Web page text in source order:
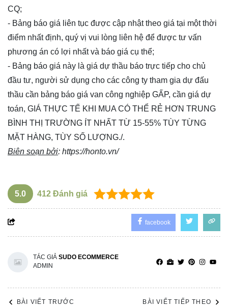
CQ;
- Bảng báo giá liên tục được cập nhật theo giá tại một thời
điểm nhất định, quý vị vui lòng liên hệ để được tư vấn
phương án có lợi nhất và báo giá cụ thể;
- Bảng báo giá này là giá dự thầu báo trực tiếp cho chủ
đầu tư, người sử dụng cho các công ty tham gia dự đấu
thầu cần bảng báo giá van công nghiệp GẤP, cần giá dự
toán, GIÁ THỰC TẾ KHI MUA CÓ THỂ RẺ HƠN TRUNG
BÌNH THỊ TRƯỜNG ÍT NHẤT TỪ 15-55% TÙY TỪNG
MẶT HÀNG, TÙY SỐ LƯỢNG./.
Biên soạn bởi: https://honto.vn/
5.0 412 Đánh giá
facebook
TÁC GIẢ SUDO ECOMMERCE
ADMIN
BÀI VIẾT TRƯỚC BÀI VIẾT TIẾP THEO